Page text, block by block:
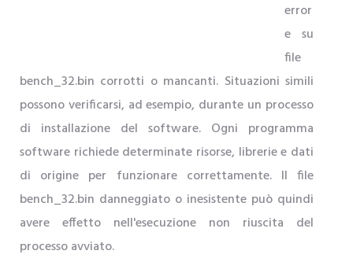
error
e su
file
bench_32.bin corrotti o mancanti. Situazioni simili
possono verificarsi, ad esempio, durante un processo
di installazione del software. Ogni programma
software richiede determinate risorse, librerie e dati
di origine per funzionare correttamente. Il file
bench_32.bin danneggiato o inesistente può quindi
avere effetto nell'esecuzione non riuscita del
processo avviato.